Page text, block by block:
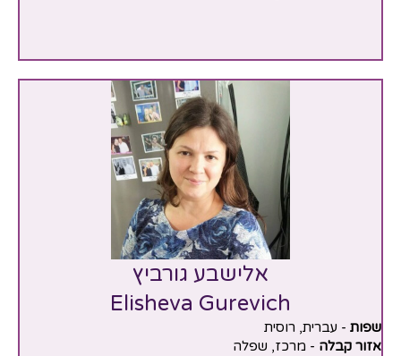
אלישבע גורביץ
Elisheva Gurevich
שפות - עברית, רוסית
אזור קבלה - מרכז, שפלה